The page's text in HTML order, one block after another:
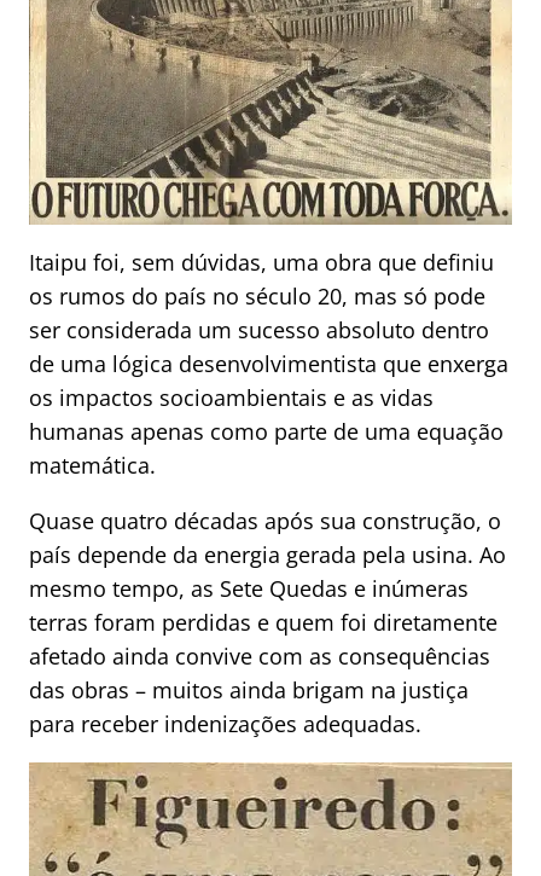
Itaipu foi, sem dúvidas, uma obra que definiu
os rumos do país no século 20, mas só pode
ser considerada um sucesso absoluto dentro
de uma lógica desenvolvimentista que enxerga
os impactos socioambientais e as vidas
humanas apenas como parte de uma equação
matemática.
Quase quatro décadas após sua construção, o
país depende da energia gerada pela usina. Ao
mesmo tempo, as Sete Quedas e inúmeras
terras foram perdidas e quem foi diretamente
afetado ainda convive com as consequências
das obras – muitos ainda brigam na justiça
para receber indenizações adequadas.